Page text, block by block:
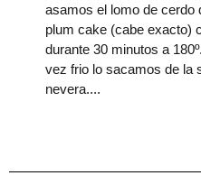
asamos el lomo de cerdo
plum cake (cabe exacto)
durante 30 minutos a
vez frio lo sacamos de la
nevera.